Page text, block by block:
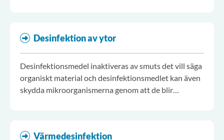
Desinfektion av ytor
Desinfektionsmedel inaktiveras av smuts det vill säga
organiskt material och desinfektionsmedlet kan även
skydda mikroorganismerna genom att de blir
Värmedesinfektion